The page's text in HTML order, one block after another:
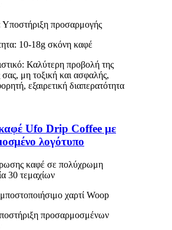
προσαρμογής
10-18g σκόνη καφέ
Καλύτερη προβολή της
μη τοξική και ασφαλής,
εξαιρετική διαπερατότητα
Ufo Drip Coffee με
λογότυπο
χαρτί Woop
προσαρμοσμένων